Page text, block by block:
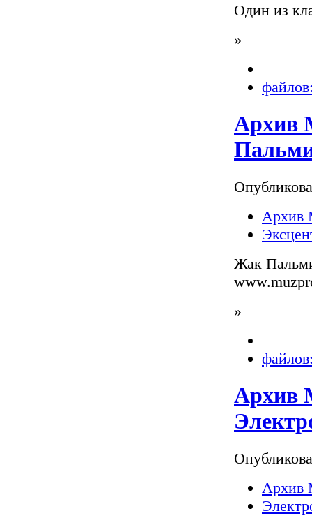
Один из
»
Архив
Архив
Жак
»
Архив
Архив